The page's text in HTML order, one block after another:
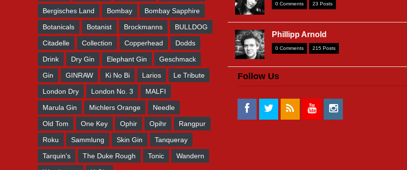
Bergisches Land Bombay Bombay Sapphire
Botanicals Botanist Brockmanns BULLDOG
Citadelle Collection Copperhead Dodds
Drink Dry Gin Elephant Gin Geschmack
Gin GINRAW Ki No Bi Larios Le Tribute
London Dry London No. 3 MALFI
Marula Gin Michlers Orange Needle
Old Tom One Key Ophir Opihr Rangpur
Roku Sammlung Skin Gin Tanqueray
Tarquin's The Duke Rough Tonic Wandern
0 Comments 23 Posts
Phillipp Arnold
0 Comments 215 Posts
Follow Us